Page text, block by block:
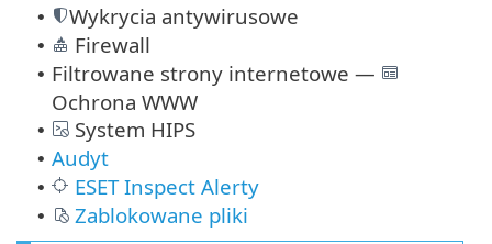
• Wykrycia antywirusowe
• Firewall
• Filtrowane strony internetowe —
Ochrona WWW
• System HIPS
• Audyt
• ESET Inspect Alerty
•
Zablokowane pliki